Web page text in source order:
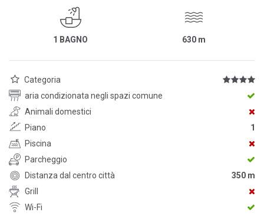
1 BAGNO 630 m
Categoria
aria condizionata negli spazi comune
Animali domestici
Piano
1
Piscina
Parcheggio
Distanza dal centro città
350 m
Grill
Wi-Fi